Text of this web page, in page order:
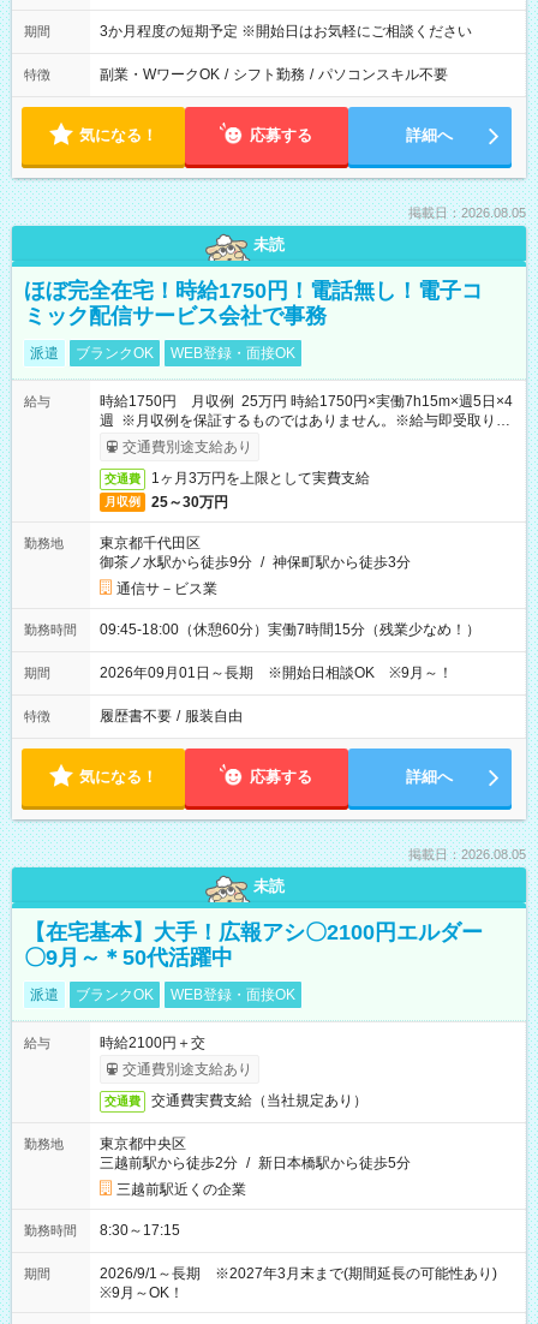
期間 3か月程度の短期予定 ※開始日はお気軽にご相談ください
特徴 副業・WワークOK / シフト勤務 / パソコンスキル不要
気になる！ 応募する 詳細へ
掲載日：2026.08.05
未読
ほぼ完全在宅！時給1750円！電話無し！電子コ
ミック配信サービス会社で事務
派遣 ブランクOK WEB登録・面接OK
給与
時給1750円 月収例 25万円 時給1750円×実働7h15m×週5日×4
週 ※月収例を保証するものではありません。※給与即受取りサ
ービス利用可（利用条件有）
交通費別途支給あり
交通費 1ヶ月3万円を上限として実費支給
月収例 25～30万円
勤務地
東京都千代田区
御茶ノ水駅から徒歩9分 / 神保町駅から徒歩3分
通信サ－ビス業
勤務時間 09:45-18:00（休憩60分）実働7時間15分（残業少なめ！）
期間 2026年09月01日～長期 ※開始日相談OK ※9月～！
特徴 履歴書不要 / 服装自由
気になる！ 応募する 詳細へ
掲載日：2026.08.05
未読
【在宅基本】大手！広報アシ〇2100円エルダー
〇9月～＊50代活躍中
派遣 ブランクOK WEB登録・面接OK
給与
時給2100円＋交
交通費別途支給あり
交通費 交通費実費支給（当社規定あり）
勤務地
東京都中央区
三越前駅から徒歩2分 / 新日本橋駅から徒歩5分
三越前駅近くの企業
勤務時間 8:30～17:15
期間
2026/9/1～長期 ※2027年3月末まで(期間延長の可能性あり)
※9月～OK！